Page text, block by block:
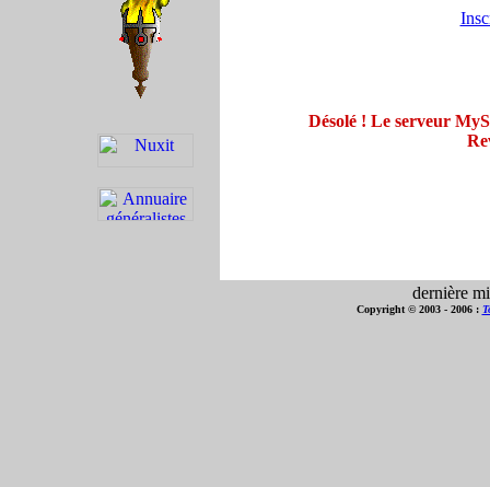
Désolé ! Le serveur
dernière
Copyright © 2003 - 2006 :